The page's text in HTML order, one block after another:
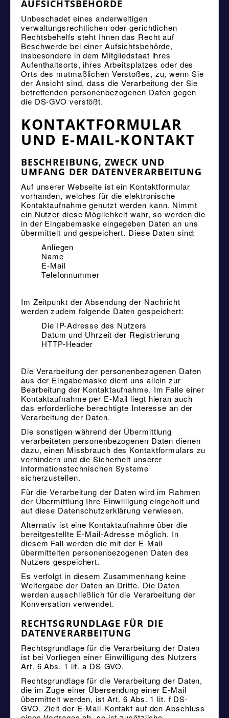
AUFSICHTSBEHÖRDE
Unbeschadet eines anderweitigen
verwaltungsrechtlichen oder gerichtlichen
Rechtsbehelfs steht Ihnen das Recht auf
Beschwerde bei einer Aufsichtsbehörde,
insbesondere in dem Mitgliedstaat ihres
Aufenthaltsorts, ihres Arbeitsplatzes oder des
Orts des mutmaßlichen Verstoßes, zu, wenn Sie
der Ansicht sind, dass die Verarbeitung der Sie
betreffenden personenbezogenen Daten gegen
die DS-GVO verstößt.
KONTAKTFORMULAR
UND E-MAIL-KONTAKT
BESCHREIBUNG, ZWECK UND
UMFANG DER DATENVERARBEITUNG
Auf unserer Webseite ist ein Kontaktformular
vorhanden, welches für die elektronische
Kontaktaufnahme genutzt werden kann. Nimmt
ein Nutzer diese Möglichkeit wahr, so werden die
in der Eingabemaske eingegeben Daten an uns
übermittelt und gespeichert. Diese Daten sind:
Anliegen
Name
E-Mail
Telefonnummer
Im Zeitpunkt der Absendung der Nachricht
werden zudem folgende Daten gespeichert:
Die IP-Adresse des Nutzers
Datum und Uhrzeit der Registrierung
HTTP-Header
Die Verarbeitung der personenbezogenen Daten
aus der Eingabemaske dient uns allein zur
Bearbeitung der Kontaktaufnahme. Im Falle einer
Kontaktaufnahme per E-Mail liegt hieran auch
das erforderliche berechtigte Interesse an der
Verarbeitung der Daten.
Die sonstigen während der Übermittlung
verarbeiteten personenbezogenen Daten dienen
dazu, einen Missbrauch des Kontaktformulars zu
verhindern und die Sicherheit unserer
informationstechnischen Systeme
sicherzustellen.
Für die Verarbeitung der Daten wird im Rahmen
der Übermittlung Ihre Einwilligung eingeholt und
auf diese Datenschutzerklärung verwiesen.
Alternativ ist eine Kontaktaufnahme über die
bereitgestellte E-Mail-Adresse möglich. In
diesem Fall werden die mit der E-Mail
übermittelten personenbezogenen Daten des
Nutzers gespeichert.
Es verfolgt in diesem Zusammenhang keine
Weitergabe der Daten an Dritte. Die Daten
werden ausschließlich für die Verarbeitung der
Konversation verwendet.
RECHTSGRUNDLAGE FÜR DIE
DATENVERARBEITUNG
Rechtsgrundlage für die Verarbeitung der Daten
ist bei Vorliegen einer Einwilligung des Nutzers
Art. 6 Abs. 1 lit. a DS-GVO.
Rechtsgrundlage für die Verarbeitung der Daten,
die im Zuge einer Übersendung einer E-Mail
übermittelt werden, ist Art. 6 Abs. 1 lit. f DS-
GVO. Zielt der E-Mail-Kontakt auf den Abschluss